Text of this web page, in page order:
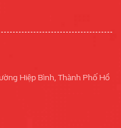
Hiệp Bình, Thành Phố Hồ